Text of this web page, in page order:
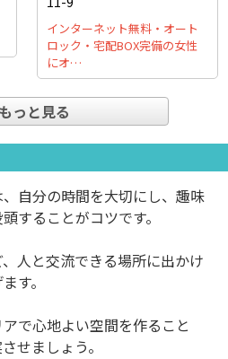
インターネット無料・オート
ロック・宅配BOX完備の女性
にオ…
もっと見る
自分の時間を大切にし、趣味
することがコツです。
人と交流できる場所に出かけ
す。
で心地よい空間を作ること
せましょう。